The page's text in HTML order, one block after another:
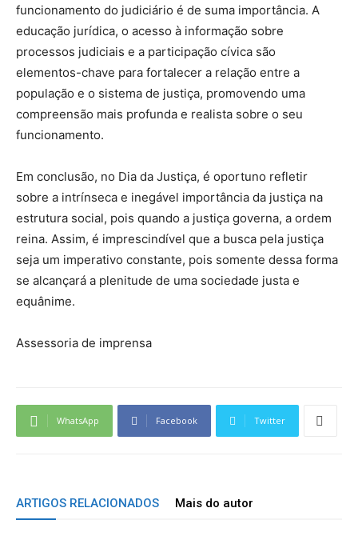
funcionamento do judiciário é de suma importância. A
educação jurídica, o acesso à informação sobre
processos judiciais e a participação cívica são
elementos-chave para fortalecer a relação entre a
população e o sistema de justiça, promovendo uma
compreensão mais profunda e realista sobre o seu
funcionamento.
Em conclusão, no Dia da Justiça, é oportuno refletir
sobre a intrínseca e inegável importância da justiça na
estrutura social, pois quando a justiça governa, a ordem
reina. Assim, é imprescindível que a busca pela justiça
seja um imperativo constante, pois somente dessa forma
se alcançará a plenitude de uma sociedade justa e
equânime.
Assessoria de imprensa
WhatsApp Facebook Twitter
ARTIGOS RELACIONADOS Mais do autor